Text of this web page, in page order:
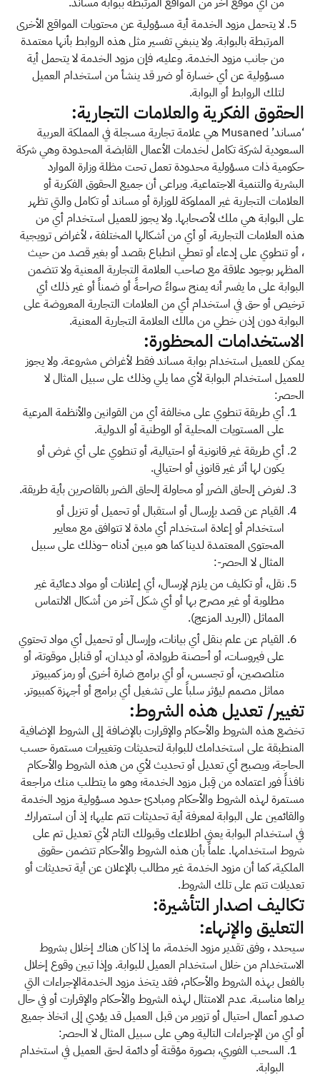
لا يتحمل مزود الخدمة أية مسؤولية عن محتويات المواقع الأخرى
المرتبطة بالبوابة. ولا ينبغي تفسير مثل هذه الروابط بأنها معتمدة
من جانب مزود الخدمة. وعليه، فإن مزود الخدمة لا يتحمل أية
مسؤولية عن أي خسارة أو ضرر قد ينشأ من استخدام العميل
لتلك الروابط أو البوابة.
الحقوق الفكرية والعلامات التجارية:
‘مساند’ Musaned هي علامة تجارية مسجلة في المملكة العربية
السعودية لشركة تكامل لخدمات الأعمال القابضة المحدودة وهي شركة
حكومية ذات مسؤولية محدودة تعمل تحت مظلة وزارة الموارد
البشرية والتنمية الاجتماعية. ويراعى أن جميع الحقوق الفكرية أو
العلامات التجارية غير المملوكة للوزارة أو مساند أو تكامل والتي تظهر
على البوابة هي ملك لأصحابها. ولا يجوز للعميل استخدام أي من
هذه العلامات التجارية، أو أي من أشكالها المختلفة ، لأغراض ترويجية
، أو تنطوي على إدعاء أو تعطي انطباع بقصد أو بغير قصد من حيث
المظهر بوجود علاقة مع صاحب العلامة التجارية المعنية ولا تتضمن
البوابة على ما يفسر أنه يمنح سواءً صراحةً أو ضمناً أو غير ذلك أي
ترخيص أو حق في استخدام أي من العلامات التجارية المعروضة على
البوابة دون إذن خطي من مالك العلامة التجارية المعنية.
الاستخدامات المحظورة:
يمكن للعميل استخدام بوابة مساند فقط لأغراض مشروعة. ولا يجوز
للعميل استخدام البوابة لأي مما يلي وذلك على سبيل المثال لا
الحصر:
أي طريقة تنطوي على مخالفة أي من القوانين والأنظمة المرعية
على المستويات المحلية أو الوطنية أو الدولية.
أي طريقة غير قانونية أو احتيالية، أو تنطوي على أي غرض أو
يكون لها أثر غير قانوني أو احتيالي.
لغرض إلحاق الضرر أو محاولة إلحاق الضرر بالقاصرين بأية طريقة.
القيام عن قصد بإرسال أو استقبال أو تحميل أو تنزيل أو
استخدام أو إعادة استخدام أي مادة لا تتوافق مع معايير
المحتوى المعتمدة لدينا كما هو مبين أدناه –وذلك على سبيل
المثال لا الحصر-:
نقل، أو تكليف من يلزم لإرسال، أي إعلانات أو مواد دعائية غير
مطلوبة أو غير مصرح بها أو أي شكل آخر من أشكال الالتماس
المماثل (البريد المزعج).
القيام عن علم بنقل أي بيانات، وإرسال أو تحميل أي مواد تحتوي
على فيروسات، أو أحصنة طروادة، أو ديدان، أو قنابل موقوتة، أو
متلصصين، أو تجسس، أو أي برامج ضارة أخرى أو رمز كمبيوتر
مماثل مصمم ليؤثر سلباً على تشغيل أي برامج أو أجهزة كمبيوتر.
تغيير/ تعديل هذه الشروط:
تخضع هذه الشروط والأحكام والإقرارت بالإضافة إلى الشروط الإضافية
المنطبقة على استخدامك للبوابة لتحديثات وتغييرات مستمرة حسب
الحاجة، ويصبح أي تعديل أو تحديث لأي من هذه الشروط والأحكام
نافذاً فور اعتماده من قِبل مزود الخدمة؛ وهو ما يتطلب منك مراجعة
مستمرة لهذه الشروط والأحكام ومبادئ حدود مسؤولية مزود الخدمة
والقائمين على البوابة لمعرفة أية تحديثات تتم عليها؛ إذ أن استمرارك
في استخدام البوابة يعني اطلاعك وقبولك التام لأي تعديل تم على
شروط استخدامها. علماً بأن هذه الشروط والأحكام تتضمن حقوق
الملكية، كما أن مزود الخدمة غير مطالب بالإعلان عن أية تحديثات أو
تعديلات تتم على تلك الشروط.
تكاليف اصدار التأشيرة:
التعليق والإنهاء:
سيحدد ، وفق تقدير مزود الخدمة، ما إذا كان هناك إخلال بشروط
الاستخدام من خلال استخدام العميل للبوابة. وإذا تبين وقوع إخلال
بالفعل بهذه الشروط والأحكام، فقد يتخذ مزود الخدمةالإجراءات التي
يراها مناسبة. عدم الامتثال لهذه الشروط والأحكام والإقرارت أو في حال
صدور أعمال احتيال أو تزوير من قبل العميل قد يؤدي إلى اتخاذ جميع
أو أي من الإجراءات التالية وهي على سبيل المثال لا الحصر:
السحب الفوري، بصورة مؤقتة أو دائمة لحق العميل في استخدام
البوابة.